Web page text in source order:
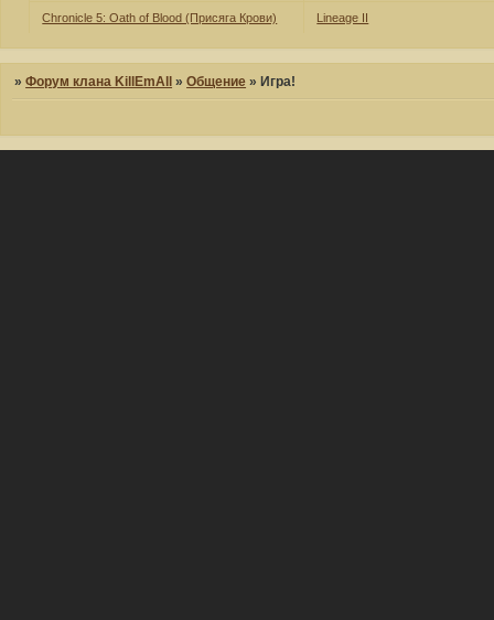
Chronicle 5: Oath of Blood (Присяга Крови) Lineage II
»Форум клана KillEmAll »Общение » Игра!